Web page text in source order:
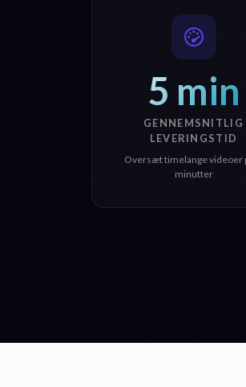
5 min
GENNEMSNITLIG
LEVERINGSTID
Oversæt timelange videoer
minutter